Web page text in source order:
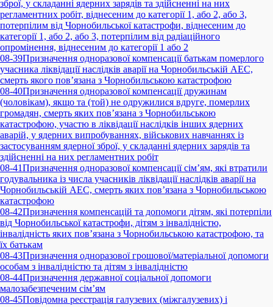
зброї, у складанні ядерних зарядів та здійсненні на них
регламентних робіт, віднесеним до категорії 1, або 2, або 3,
потерпілим від Чорнобильської катастрофи, віднесеним до
категорії 1, або 2, або 3, потерпілим від радіаційного
опромінення, віднесеним до категорії 1 або 2
08-39Призначення одноразової компенсації батькам померлого
учасника ліквідації наслідків аварії на Чорнобильській АЕС,
смерть якого пов’язана з Чорнобильською катастрофою
08-40Призначення одноразової компенсації дружинам
(чоловікам), якщо та (той) не одружилися вдруге, померлих
громадян, смерть яких пов’язана з Чорнобильською
катастрофою, участю в ліквідації наслідків інших ядерних
аварій, у ядерних випробуваннях, військових навчаннях із
застосуванням ядерної зброї, у складанні ядерних зарядів та
здійсненні на них регламентних робіт
08-41Призначення одноразової компенсації сім’ям, які втратили
годувальника із числа учасників ліквідації наслідків аварії на
Чорнобильській АЕС, смерть яких пов’язана з Чорнобильською
катастрофою
08-42Призначення компенсацій та допомоги дітям, які потерпіли
від Чорнобильської катастрофи, дітям з інвалідністю,
інвалідність яких пов’язана з Чорнобильською катастрофою, та
їх батькам
08-43Призначення одноразової грошової/матеріальної допомоги
особам з інвалідністю та дітям з інвалідністю
08-44Призначення державної соціальної допомоги
малозабезпеченим сім’ям
08-45Повідомна реєстрація галузевих (міжгалузевих) і